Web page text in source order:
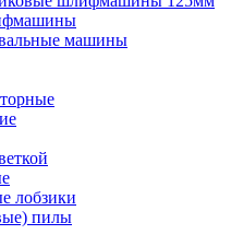
машины
лобзики
пилы